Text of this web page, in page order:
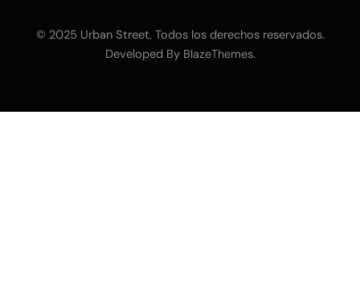
© 2025 Urban Street. Todos los derechos reservados.
Developed By BlazeThemes.